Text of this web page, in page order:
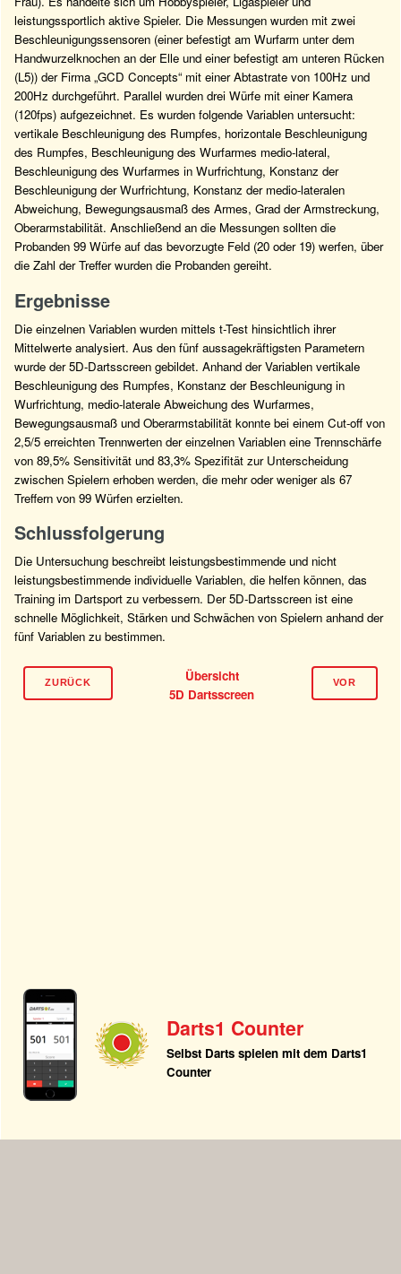
leistungssportlich aktive Spieler. Die Messungen wurden mit zwei
Beschleunigungssensoren (einer befestigt am Wurfarm unter dem
Handwurzelknochen an der Elle und einer befestigt am unteren Rücken
(L5)) der Firma „GCD Concepts“ mit einer Abtastrate von 100Hz und
200Hz durchgeführt. Parallel wurden drei Würfe mit einer Kamera
(120fps) aufgezeichnet. Es wurden folgende Variablen untersucht:
vertikale Beschleunigung des Rumpfes, horizontale Beschleunigung
des Rumpfes, Beschleunigung des Wurfarmes medio-lateral,
Beschleunigung des Wurfarmes in Wurfrichtung, Konstanz der
Beschleunigung der Wurfrichtung, Konstanz der medio-lateralen
Abweichung, Bewegungsausmaß des Armes, Grad der Armstreckung,
Oberarmstabilität. Anschließend an die Messungen sollten die
Probanden 99 Würfe auf das bevorzugte Feld (20 oder 19) werfen, über
die Zahl der Treffer wurden die Probanden gereiht.
Ergebnisse
Die einzelnen Variablen wurden mittels t-Test hinsichtlich ihrer
Mittelwerte analysiert. Aus den fünf aussagekräftigsten Parametern
wurde der 5D-Dartsscreen gebildet. Anhand der Variablen vertikale
Beschleunigung des Rumpfes, Konstanz der Beschleunigung in
Wurfrichtung, medio-laterale Abweichung des Wurfarmes,
Bewegungsausmaß und Oberarmstabilität konnte bei einem Cut-off von
2,5/5 erreichten Trennwerten der einzelnen Variablen eine Trennschärfe
von 89,5% Sensitivität und 83,3% Spezifität zur Unterscheidung
zwischen Spielern erhoben werden, die mehr oder weniger als 67
Treffern von 99 Würfen erzielten.
Schlussfolgerung
Die Untersuchung beschreibt leistungsbestimmende und nicht
leistungsbestimmende individuelle Variablen, die helfen können, das
Training im Dartsport zu verbessern. Der 5D-Dartsscreen ist eine
schnelle Möglichkeit, Stärken und Schwächen von Spielern anhand der
fünf Variablen zu bestimmen.
ZURÜCK
Übersicht
5D Dartsscreen
VOR
Darts1 Counter
Selbst Darts spielen mit dem Darts1
Counter